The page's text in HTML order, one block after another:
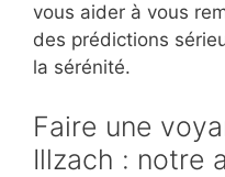
vous aider à vous
des prédictions
la sérénité.
Faire une
Illzach : notre